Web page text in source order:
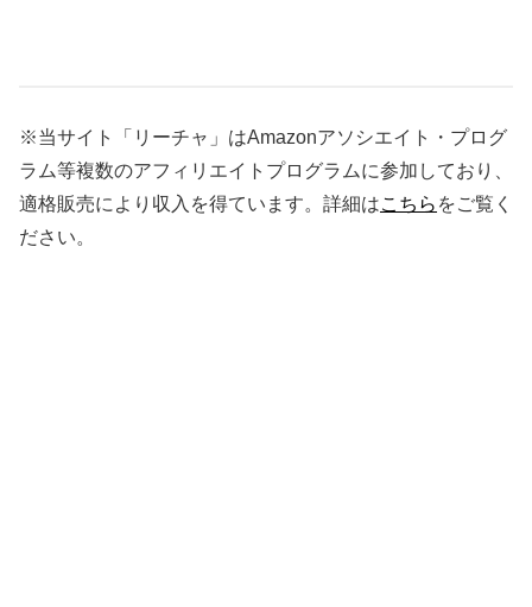
※当サイト「リーチャ」はAmazonアソシエイト・プログ
ラム等複数のアフィリエイトプログラムに参加しており、
適格販売により収入を得ています。詳細はこちら をご覧く
ださい。